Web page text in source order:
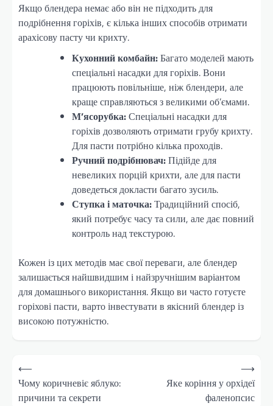
Якщо блендера немає або він не підходить для
подрібнення горіхів, є кілька інших способів отримати
арахісову пасту чи крихту.
Кухонний комбайн:Багато моделей мають
спеціальні насадки для горіхів. Вони
працюють повільніше, ніж блендери, але
краще справляються з великими об’ємами.
М’ясорубка:Спеціальні насадки для
горіхів дозволяють отримати грубу крихту.
Для пасти потрібно кілька проходів.
Ручний подрібнювач:Підійде для
невеликих порцій крихти, але для пасти
доведеться докласти багато зусиль.
Ступка і маточка:Традиційний спосіб,
який потребує часу та сили, але дає повний
контроль над текстурою.
Кожен із цих методів має свої переваги, але блендер
залишається найшвидшим і найзручнішим варіантом
для домашнього використання. Якщо ви часто готуєте
горіхові пасти, варто інвестувати в якісний блендер із
високою потужністю.
Навігація
записів
⟵
Чому коричневіє яблуко:
причини та секрети
Яке коріння у орхідеї
фаленопсис
⟶